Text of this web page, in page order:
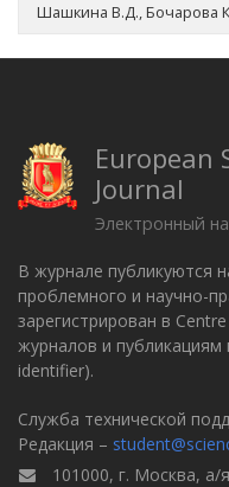
Шашкина В.Д., Бочарова
European
Journal
Электронный
В журнале публикуются
проблемного и научно-
зарегистрирован в
журналов и публикациям
identifier).
Служба технической
Редакция –
101000, г. Москва, а/